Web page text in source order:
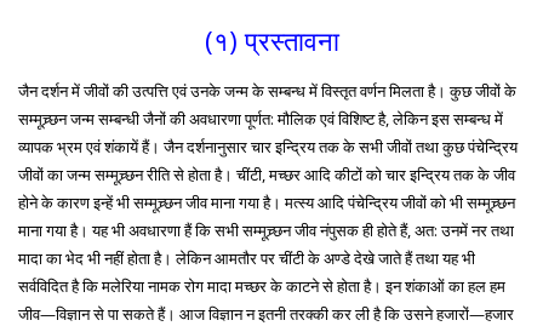
(१) प्रस्तावना
जैन दर्शन में जीवों की उत्पत्ति एवं उनके जन्म के सम्बन्ध में विस्तृत वर्णन मिलता है। कुछ जीवों के
सम्मूच्र्छन जन्म सम्बन्धी जैनों की अवधारणा पूर्णत: मौलिक एवं विशिष्ट है, लेकिन इस सम्बन्ध में
व्यापक भ्रम एवं शंकायें हैं। जैन दर्शनानुसार चार इन्द्रिय तक के सभी जीवों तथा कुछ पंचेन्द्रिय
जीवों का जन्म सम्मूच्र्छन रीति से होता है। चींटी, मच्छर आदि कीटों को चार इन्द्रिय तक के जीव
होने के कारण इन्हें भी सम्मूच्र्छन जीव माना गया है। मत्स्य आदि पंचेन्द्रिय जीवों को भी सम्मूच्र्छन
माना गया है। यह भी अवधारणा हैं कि सभी सम्मूच्र्छन जीव नंपुसक ही होते हैं, अत: उनमें नर तथा
मादा का भेद भी नहीं होता है। लेकिन आमतौर पर चींटी के अण्डे देखे जाते हैं तथा यह भी
सर्वविदित है कि मलेरिया नामक रोग मादा मच्छर के काटने से होता है। इन शंकाओं का हल हम
जीव—विज्ञान से पा सकते हैं। आज विज्ञान न इतनी तरक्की कर ली है कि उसने हजारों—हजार